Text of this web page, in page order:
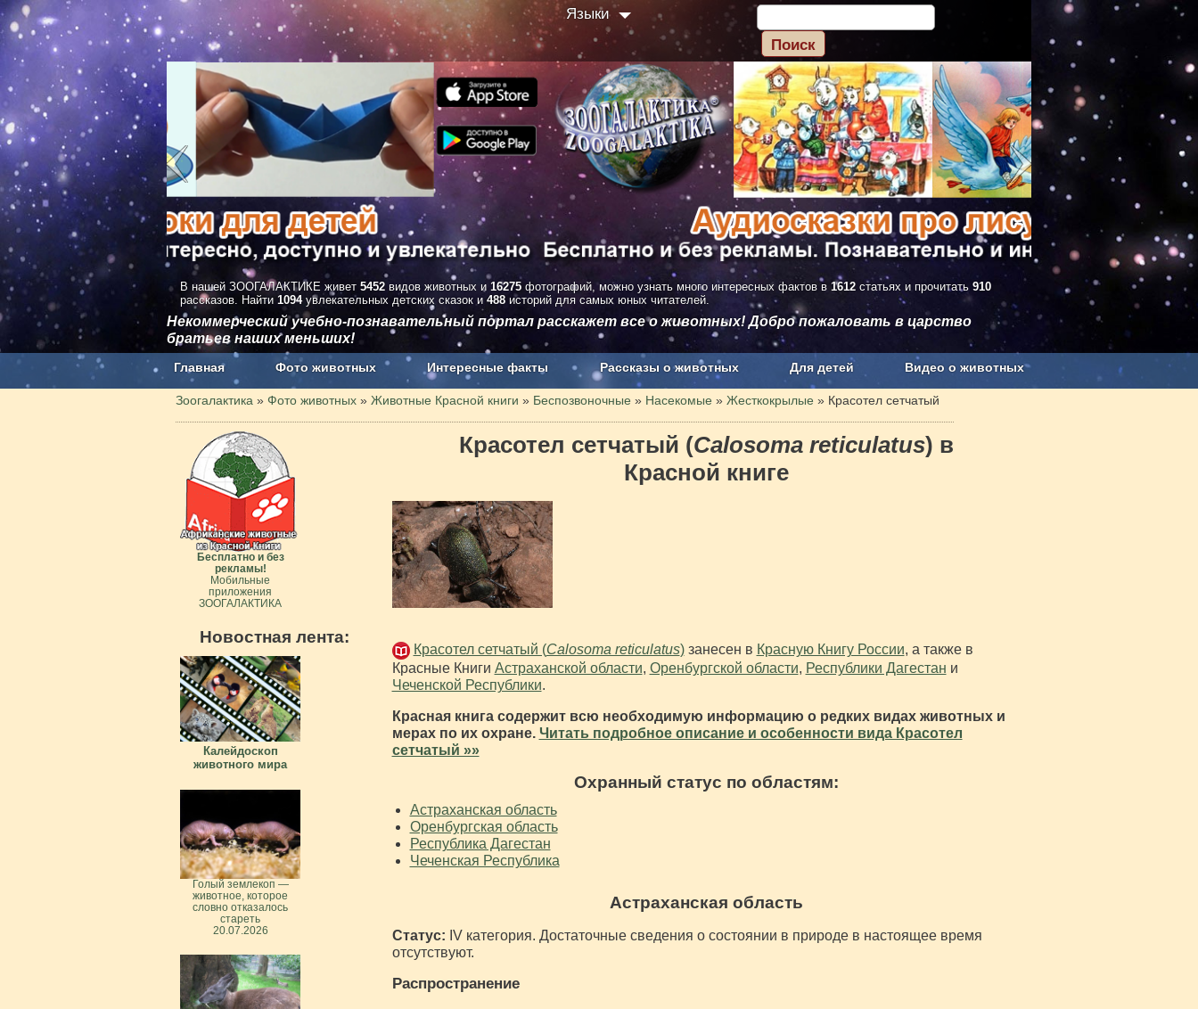
Языки
В нашей ЗООГАЛАКТИКЕ живет 5452 видов животных и 16275 фотографий, можно узнать много интересных фактов в 1612 статьях и прочитать 910
рассказов. Найти 1094увлекательных детских сказок и 488 историй для самых юных читателей.
Некоммерческий учебно-познавательный портал расскажет все о животных! Добро пожаловать в царство
братьев наших меньших!
Главная Фото животных Интересные факты Рассказы о животных Для детей Видео о животных
Наши приложения. Бесплатно и без рекламы О проекте Сельское хозяйство
Зоогалактика » Фото животных » Животные Красной книги » Беспозвоночные » Насекомые » Жесткокрылые » Красотел сетчатый
Красотел сетчатый (Calosoma reticulatus) в
Красной книге
Красотел сетчатый (Calosoma reticulatus)занесен в Красную Книгу России, а также в
Красные Книги Астраханской области, Оренбургской области, Республики Дагестан и
Чеченской Республики.
Красная книга содержит всю необходимую информацию о редких видах животных и
мерах по их охране. Читать подробное описание и особенности вида Красотел
сетчатый »»
Охранный статус по областям:
Астраханская область
Оренбургская область
Республика Дагестан
Чеченская Республика
Астраханская область
Статус: IV категория. Достаточные сведения о состоянии в природе в настоящее время
отсутствуют.
Распространение
Бесплатно и без
рекламы!
Мобильные
приложения
ЗООГАЛАКТИКА
Новостная лента:
Калейдоскоп
животного мира
Голый землекоп —
животное, которое
словно отказалось
стареть
20.07.2026